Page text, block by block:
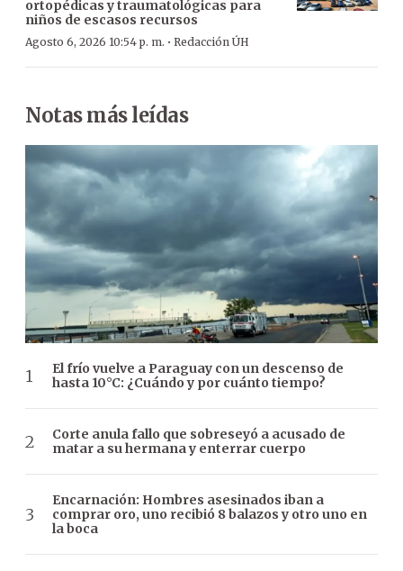
ortopédicas y traumatológicas para
niños de escasos recursos
Agosto 6, 2026 10:54 p. m. · Redacción ÚH
Notas más leídas
El frío vuelve a Paraguay con un descenso de
hasta 10°C: ¿Cuándo y por cuánto tiempo?
Corte anula fallo que sobreseyó a acusado de
matar a su hermana y enterrar cuerpo
Encarnación: Hombres asesinados iban a
comprar oro, uno recibió 8 balazos y otro uno en
la boca